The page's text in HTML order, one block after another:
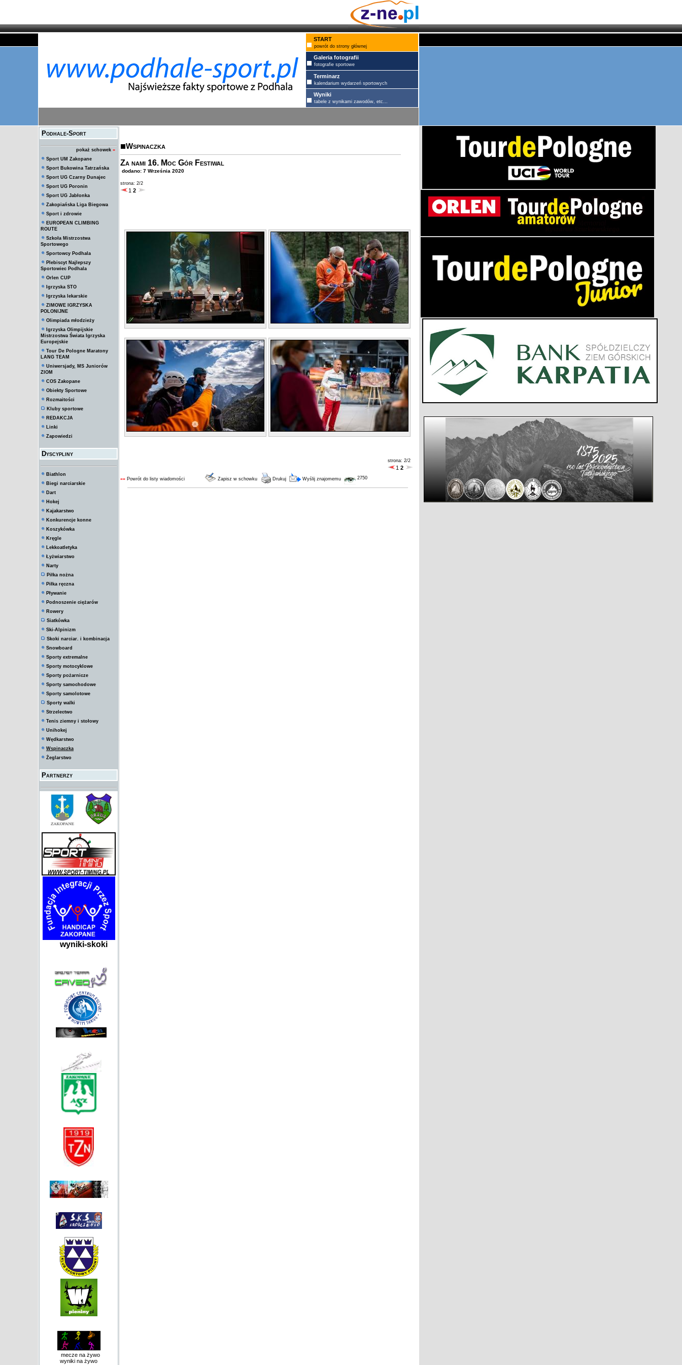
START
powrót do strony głównej
Galeria fotografii
fotografie sportowe
Terminarz
kalendarium wydarzeń sportowych
Wyniki
tabele z wynikami zawodów, etc...
Podhale-Sport
pokaż schowek »
Sport UM Zakopane
Sport Bukowina Tatrzańska
Sport UG Czarny Dunajec
Sport UG Poronin
Sport UG Jabłonka
Zakopiańska Liga Biegowa
Sport i zdrowie
EUROPEAN CLIMBING
ROUTE
Szkoła Mistrzostwa
Sportowego
Sportowcy Podhala
Plebiscyt Najlepszy
Sportowiec Podhala
Orlen CUP
Igrzyska STO
Igrzyska lekarskie
ZIMOWE IGRZYSKA
POLONIJNE
Olimpiada młodzieży
Igrzyska Olimpijskie
Mistrzostwa Świata Igrzyska
Europejskie
Tour De Pologne Maratony
LANG TEAM
Uniwersjady, MS Juniorów
ZIOM
COS Zakopane
Obiekty Sportowe
Rozmaitości
Kluby sportowe
REDAKCJA
Linki
Zapowiedzi
Dyscypliny
Biathlon
Biegi narciarskie
Dart
Hokej
Kajakarstwo
Konkurencje konne
Koszykówka
Kręgle
Lekkoatletyka
Łyżwiarstwo
Narty
Piłka nożna
Piłka ręczna
Pływanie
Podnoszenie ciężarów
Rowery
Siatkówka
Ski-Alpinizm
Skoki narciar. i kombinacja
Snowboard
Sporty extremalne
Sporty motocyklowe
Sporty pożarnicze
Sporty samochodowe
Sporty samolotowe
Sporty walki
Strzelectwo
Tenis ziemny i stołowy
Unihokej
Wędkarstwo
Wspinaczka
Żeglarstwo
Partnerzy
wyniki-skoki
mecze na żywo
wyniki na żywo
Wspinaczka
Za nami 16. Moc Gór Festiwal
dodano: 7 Września 2020
strona: 2/2
1 2
strona: 2/2
1 2
«« Powrót do listy wiadomości Zapisz w schowku Drukuj Wyślij znajomemu 2750